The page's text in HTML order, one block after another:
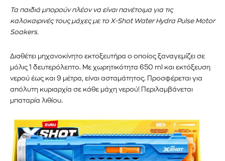
Τα παιδιά μπορούν πλέον να είναι πανέτοιμα για τις
καλοκαιρινές τους μάχες με το X-Shot Water Hydra Pulse Motor
Soakers.
Διαθέτει μηχανοκίνητο εκτοξευτήρα ο οποίος ξαναγεμίζει σε
μόλις 1 δευτερόλεπτο. Με χωρητικότητα 650 ml και εκτόξευση
νερού έως και 9 μέτρα, είναι ασταμάτητος. Προσφέρεται για
απόλυτη κυριαρχία σε κάθε μάχη νερού! Περιλαμβάνεται
μπαταρία λιθίου.